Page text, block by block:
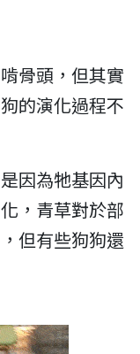
骨頭，但其實
的演化過程不
因為牠基因內
，青草對於部
但有些狗狗還